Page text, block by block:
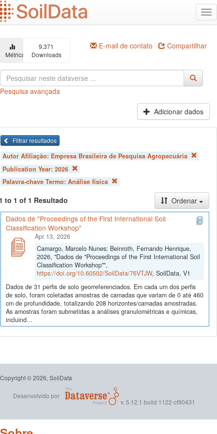
Ir
para
o
principal
Métricas
9,371
Downloads
E-mail de contato Compartilhar
Pesquisa avançada
Adicionar dados
Filtrar resultados
Autor Afiliação: Empresa Brasileira de Pesquisa Agropecuária
Publication Year: 2026
Palavra-chave Termo: Análise física
to 1 of 1 Resultado
Ordenar
Dados de "Proceedings of the First International Soil
Classification Workshop"
Apr 13, 2026
Camargo, Marcelo Nunes; Beinroth, Fernando Henrique,
2026, "Dados de "Proceedings of the First International Soil
Classification Workshop"",
https://doi.org/10.60502/SoilData/76VTJW, SoilData, V1
Dados de 31 perfis de solo georreferenciados. Em cada um dos perfis
de solo, foram coletadas amostras de camadas que variam de 0 até 460
cm de profundidade, totalizando 208 horizontes/camadas amostradas.
As amostras foram submetidas a análises granulométricas e químicas,
incluind...
Copyright © 2026, SoilData
Desenvolvido por
v. 5.12.1 build 1122-cf90431